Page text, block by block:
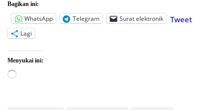
Bagikan ini:
WhatsApp Telegram Surat elektronik Tweet
Lagi
Menyukai ini:
Memuat...